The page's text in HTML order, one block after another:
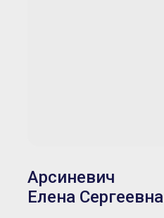
Арсиневич
Елена Сергеевна